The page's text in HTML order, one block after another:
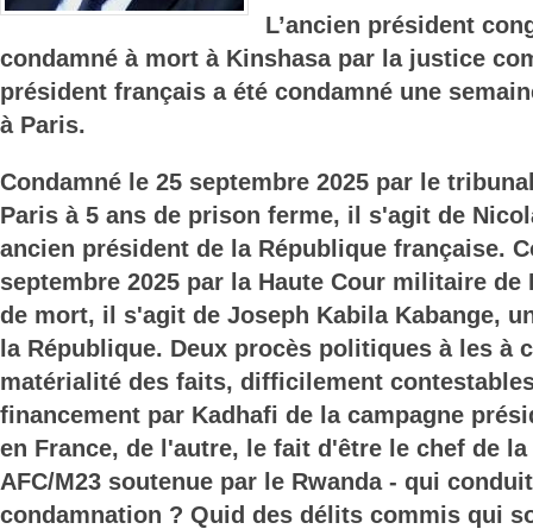
L’ancien président
condamné à mort à Kinshasa par la justice
président français a été condamné une
à Paris.
Condamné le 25 septembre 2025 par le
Paris à 5 ans de prison ferme, il s'agit de
ancien président de la République française.
septembre 2025 par la Haute Cour militaire de
de mort, il s'agit de Joseph Kabila Kabange,
la République. Deux procès politiques à les à
matérialité des faits, difficilement
financement par Kadhafi de la campagne
en France, de l'autre, le fait d'être le chef de
AFC/M23 soutenue par le Rwanda - qui
condamnation ? Quid des délits commis qui